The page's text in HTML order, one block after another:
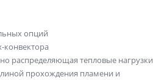
опций
конвектора
распределяющая тепловые нагрузки
прохождения пламени и